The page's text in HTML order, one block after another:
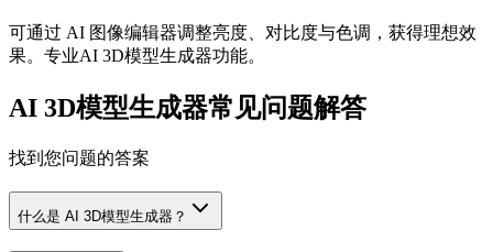
可通过 AI 图像编辑器调整亮度、对比度与色调，获得理想效
果。专业AI 3D模型生成器功能。
AI 3D模型生成器常见问题解答
找到您问题的答案
什么是 AI 3D模型生成器？